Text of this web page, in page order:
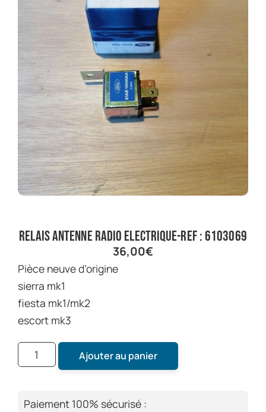
relais antenne radio electrique-ref : 6103069
36,00€
pièce neuve d’origine
sierra mk1
fiesta mk1/mk2
escort mk3
Ajouter au panier
Paiement 100% sécurisé :